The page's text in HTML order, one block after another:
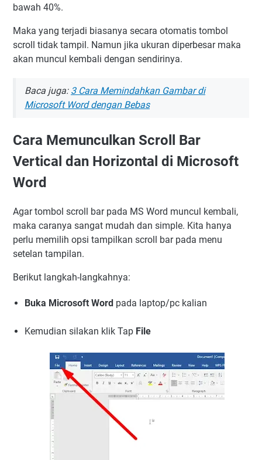
bawah 40%.
Maka yang terjadi biasanya secara otomatis tombol
scroll tidak tampil. Namun jika ukuran diperbesar maka
akan muncul kembali dengan sendirinya.
Baca juga: 3 Cara Memindahkan Gambar di
Microsoft Word dengan Bebas
Cara Memunculkan Scroll Bar
Vertical dan Horizontal di Microsoft
Word
Agar tombol scroll bar pada MS Word muncul kembali,
maka caranya sangat mudah dan simple. Kita hanya
perlu memilih opsi tampilkan scroll bar pada menu
setelan tampilan.
Berikut langkah-langkahnya:
Buka Microsoft Word pada laptop/pc kalian
Kemudian silakan klik Tap File